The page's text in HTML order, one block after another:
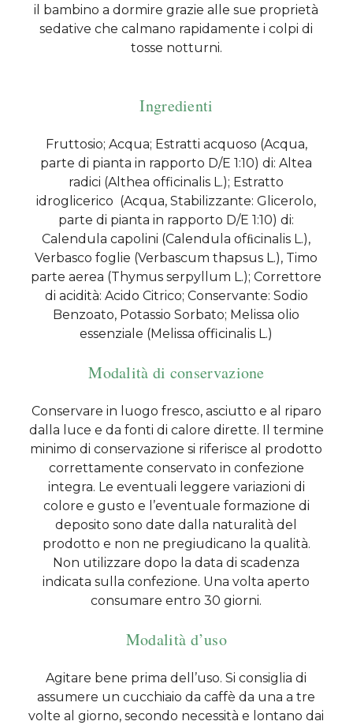
il bambino a dormire grazie alle sue proprietà
sedative che calmano rapidamente i colpi di
tosse notturni.
Ingredienti
Fruttosio; Acqua; Estratti acquoso (Acqua,
parte di pianta in rapporto D/E 1:10) di: Altea
radici (Althea officinalis L.); Estratto
idroglicerico (Acqua, Stabilizzante: Glicerolo,
parte di pianta in rapporto D/E 1:10) di:
Calendula capolini (Calendula ofﬁcinalis L.),
Verbasco foglie (Verbascum thapsus L.), Timo
parte aerea (Thymus serpyllum L.); Correttore
di acidità: Acido Citrico; Conservante: Sodio
Benzoato, Potassio Sorbato; Melissa olio
essenziale (Melissa officinalis L.)
Modalità di conservazione
Conservare in luogo fresco, asciutto e al riparo
dalla luce e da fonti di calore dirette. Il termine
minimo di conservazione si riferisce al prodotto
correttamente conservato in confezione
integra. Le eventuali leggere variazioni di
colore e gusto e l’eventuale formazione di
deposito sono date dalla naturalità del
prodotto e non ne pregiudicano la qualità.
Non utilizzare dopo la data di scadenza
indicata sulla confezione. Una volta aperto
consumare entro 30 giorni.
Modalità d’uso
Agitare bene prima dell’uso. Si consiglia di
assumere un cucchiaio da caffè da una a tre
volte al giorno, secondo necessità e lontano dai